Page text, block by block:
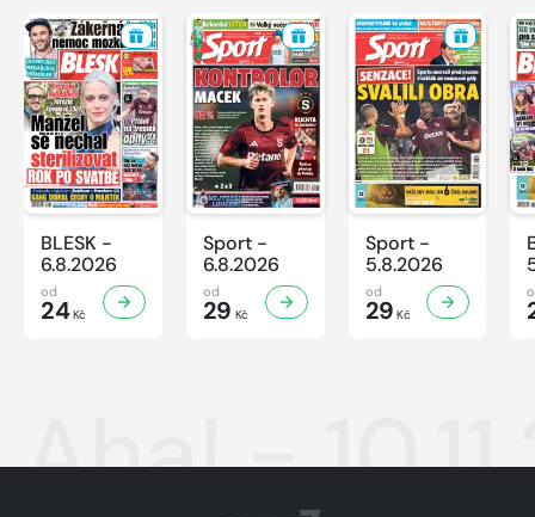
BLESK -
6.8.2026
od
24Kč
Sport -
6.8.2026
od
29 Kč
Sport -
5.8.2026
od
29 Kč
Aha! -